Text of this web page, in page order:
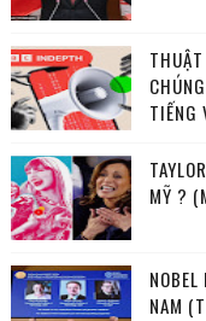
TIẾNG
MỸ ?
NAM